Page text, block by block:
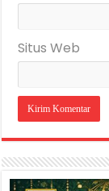
Situs Web